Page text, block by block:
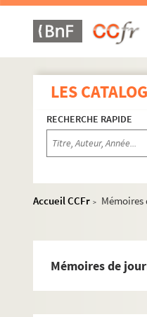
LES
RECHERCHE RAPIDE
Accueil CCFr >
Mémoires de